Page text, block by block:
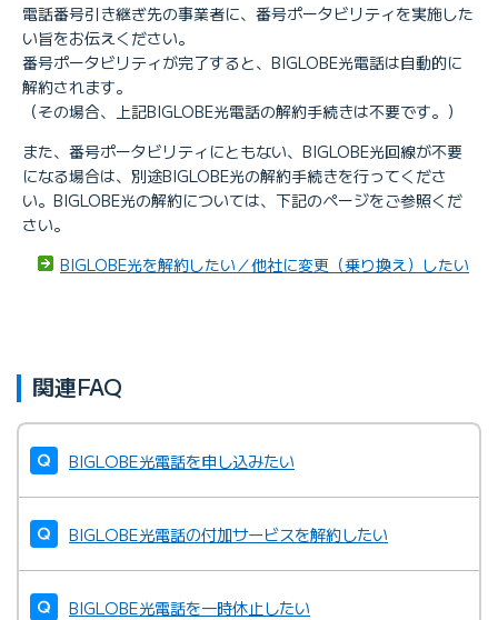
電話番号引き継ぎ先の事業者に、番号ポータビリティを実施した
い旨をお伝えください。
番号ポータビリティが完了すると、BIGLOBE光電話は自動的に
解約されます。
（その場合、上記BIGLOBE光電話の解約手続きは不要です。）
また、番号ポータビリティにともない、BIGLOBE光回線が不要
になる場合は、別途BIGLOBE光の解約手続きを行ってくださ
い。BIGLOBE光の解約については、下記のページをご参照くだ
さい。
BIGLOBE光を解約したい／他社に変更（乗り換え）したい
関連FAQ
BIGLOBE光電話を申し込みたい
BIGLOBE光電話の付加サービスを解約したい
BIGLOBE光電話を一時休止したい